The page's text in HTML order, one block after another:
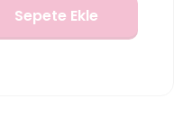
Sepete Ekle